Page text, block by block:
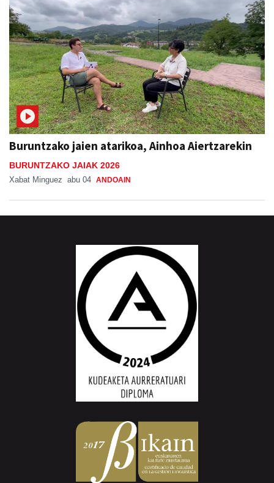
Buruntzako jaien atarikoa, Ainhoa Aiertzarekin
BURUNTZAKO JAIAK 2026
Xabat Minguez abu 04 ANDOAIN